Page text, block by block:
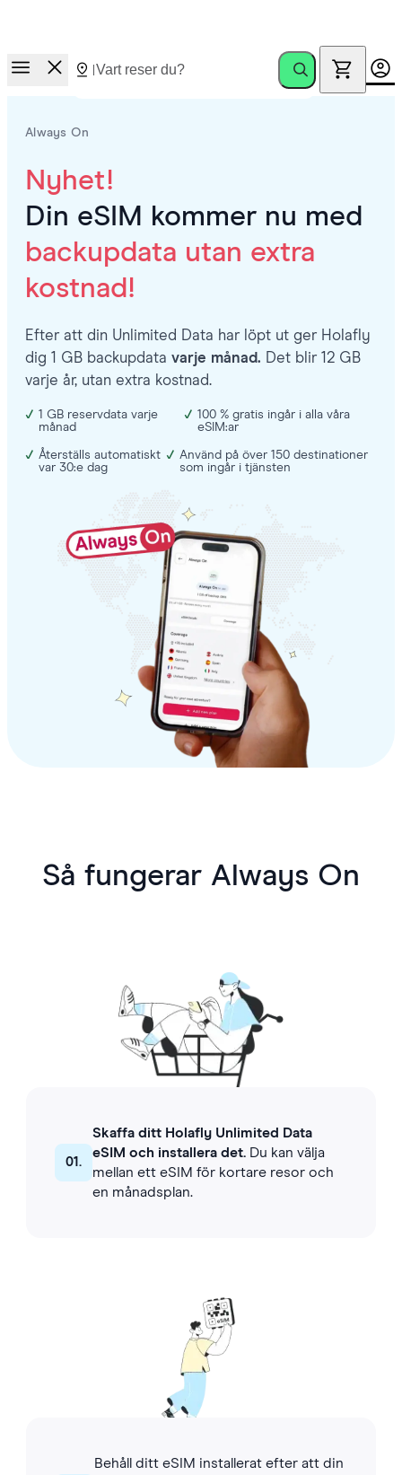
Ditt Holafly eSIM får nu 1 GB extra varje månad utan extra
kostnad när din plan löper ut.
Always On
Nyhet!
Din eSIM kommer nu med
backupdata utan extra
kostnad!
Efter att din Unlimited Data har löpt ut ger Holafly
dig 1 GB backupdata varje månad. Det blir 12 GB
varje år, utan extra kostnad.
1 GB reservdata varje
månad
100 % gratis ingår i alla våra
eSIM:ar
Återställs automatiskt
var 30:e dag
Använd på över 150 destinationer
som ingår i tjänsten
Så fungerar Always On
01.
Skaffa ditt Holafly Unlimited Data
eSIM och installera det. Du kan välja
mellan ett eSIM för kortare resor och
en månadsplan.
Behåll ditt eSIM installerat efter att din